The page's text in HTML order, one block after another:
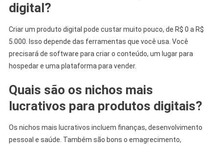
digital?
Criar um produto digital pode custar muito pouco, de R$ 0 a R$
5.000. Isso depende das ferramentas que você usa. Você
precisará de software para criar o conteúdo, um lugar para
hospedar e uma plataforma para vender.
Quais são os nichos mais
lucrativos para produtos digitais?
Os nichos mais lucrativos incluem finanças, desenvolvimento
pessoal e saúde. Também são bons o emagrecimento,